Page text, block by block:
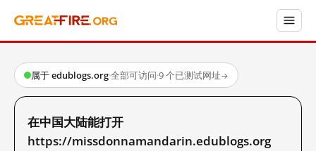
属于 edublogs.org·全部可访问·9 个已测试网址→
在中国大陆能打开
https://missdonnamandarin.edublogs.org